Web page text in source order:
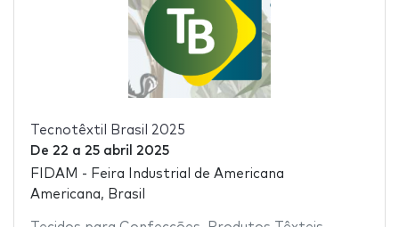
Tecnotêxtil Brasil 2025
De 22 a 25 abril 2025
FIDAM - Feira Industrial de Americana
Americana, Brasil